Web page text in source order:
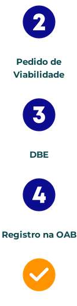
Pedido de
Viabilidade
DBE
Registro na OAB